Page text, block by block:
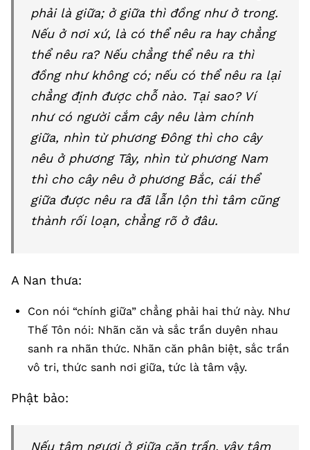
phải là giữa; ở giữa thì đồng như ở trong.
Nếu ở nơi xứ, là có thể nêu ra hay chẳng
thể nêu ra? Nếu chẳng thể nêu ra thì
đồng như không có; nếu có thể nêu ra lại
chẳng định được chỗ nào. Tại sao? Ví
như có người cắm cây nêu làm chính
giữa, nhìn từ phương Đông thì cho cây
nêu ở phương Tây, nhìn từ phương Nam
thì cho cây nêu ở phương Bắc, cái thể
giữa được nêu ra đã lẫn lộn thì tâm cũng
thành rối loạn, chẳng rõ ở đâu.
A Nan thưa:
Con nói “chính giữa” chẳng phải hai thứ này. Như
Thế Tôn nói: Nhãn căn và sắc trần duyên nhau
sanh ra nhãn thức. Nhãn căn phân biệt, sắc trần
vô tri, thức sanh nơi giữa, tức là tâm vậy.
Phật bảo:
Nếu tâm ngươi ở giữa căn trần, vậy tâm